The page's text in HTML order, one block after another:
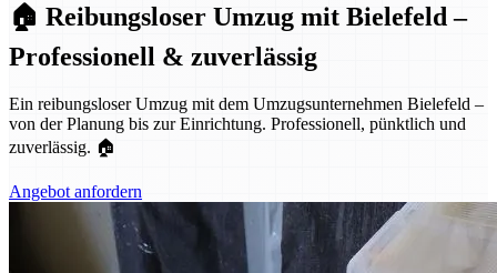
🏠 Reibungsloser Umzug mit Bielefeld –
Professionell & zuverlässig
Ein reibungsloser Umzug mit dem Umzugsunternehmen Bielefeld –
von der Planung bis zur Einrichtung. Professionell, pünktlich und
zuverlässig. 🏠
Angebot anfordern